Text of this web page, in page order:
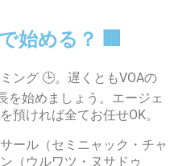
始める？ 🏢
ング 🕒。遅くともVOAの
を始めましょう。エージェ
預ければ全てお任せOK。
ール（セミニャック・チャ
（ウルワツ・ヌサドゥ